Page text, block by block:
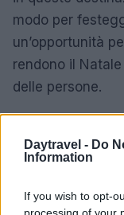
Daytravel - Do
Information
If you wish to opt-
processing of your
modo per
un’opportunità
rendono il
delle persone.
AUTORE
della